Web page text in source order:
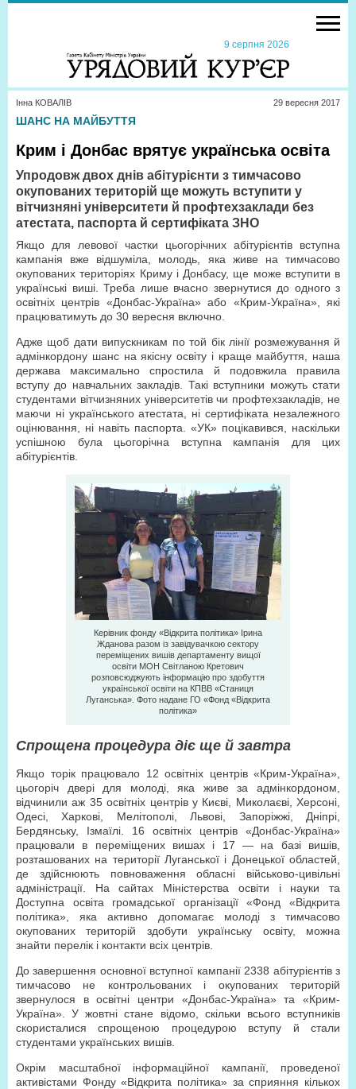
9 серпня 2026
Інна КОВАЛІВ 29 вересня 2017
ШАНС НА МАЙБУТТЯ
Крим і Донбас врятує українська освіта
Упродовж двох днів абітурієнти з тимчасово
окупованих територій ще можуть вступити у
вітчизняні університети й профтехзаклади без
атестата, паспорта й сертифіката ЗНО
Якщо для левової частки цьогорічних абітурієнтів вступна
кампанія вже відшуміла, молодь, яка живе на тимчасово
окупованих територіях Криму і Донбасу, ще може вступити в
українські виші. Треба лише вчасно звернутися до одного з
освітніх центрів «Донбас-Україна» або «Крим-Україна», які
працюватимуть до 30 вересня включно.
Адже щоб дати випускникам по той бік лінії розмежування й
адмінкордону шанс на якісну освіту і краще майбуття, наша
держава максимально спростила й подов­жила правила
вступу до навчальних закладів. Такі вступники можуть стати
студентами вітчизняних університетів чи профтехзакладів, не
маючи ні українського атестата, ні сертифіката незалежного
оцінювання, ні навіть паспорта. «УК» поцікавився, наскільки
успішною була цьогорічна вступна кампанія для цих
абітурієнтів.
Керівник фонду «Відкрита політика» Ірина
Жданова разом із завідувачкою сектору
переміщених вишів департаменту вищої
освіти МОН Світланою Кретович
розповсюджують інформацію про здобуття
української освіти на КПВВ «Станиця
Луганська». Фото надане ГО «Фонд «Відкрита
політика»
Спрощена процедура діє ще й завтра
Якщо торік працювало 12 освітніх центрів «Крим-Україна»,
цьогоріч двері для молоді, яка живе за адмінкордоном,
відчинили аж 35 освітніх центрів у Києві, Миколаєві, Херсоні,
Одесі, Харкові, Мелітополі, Львові, Запоріжжі, Дніпрі,
Бердянську, Ізмаїлі. 16 освітніх центрів «Донбас-Україна»
працювали в переміщених вишах і 17 — на базі вишів,
розташованих на території Луганської і Донецької областей,
де здійснюють повноваження обласні військово-цивільні
адміністрації. На сайтах Міністерства освіти і науки та
Доступна освіта громадської організації «Фонд «Відкрита
політика», яка активно допомагає молоді з тимчасово
окупованих територій здобути українську освіту, можна
знайти перелік і контакти всіх центрів.
До завершення основної вступної кампанії 2338 абітурієнтів з
тимчасово не контрольованих і окупованих територій
звернулося в освітні центри «Донбас-Україна» та «Крим-
Україна». У жовтні стане відомо, скільки всього вступників
скористалися спрощеною процедурою вступу й стали
студентами українських вишів.
Окрім масштабної інформаційної кампанії, проведеної
активістами Фонду «Відкрита політика» за сприяння кількох